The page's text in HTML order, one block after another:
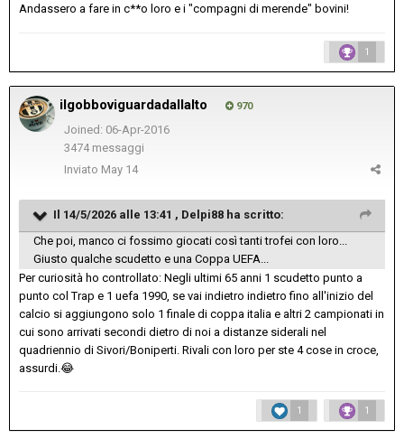
Andassero a fare in c**o loro e i "compagni di merende" bovini!
1
ilgobboviguardadallalto 970
Joined: 06-Apr-2016
3474 messaggi
Inviato May 14
Il 14/5/2026 alle 13:41 , Delpi88 ha scritto:
Che poi, manco ci fossimo giocati così tanti trofei con loro...
Giusto qualche scudetto e una Coppa UEFA...
Per curiosità ho controllato: Negli ultimi 65 anni 1 scudetto punto a
punto col Trap e 1 uefa 1990, se vai indietro indietro fino all'inizio del
calcio si aggiungono solo 1 finale di coppa italia e altri 2 campionati in
cui sono arrivati secondi dietro di noi a distanze siderali nel
quadriennio di Sivori/Boniperti. Rivali con loro per ste 4 cose in croce,
assurdi. 😂
1 1